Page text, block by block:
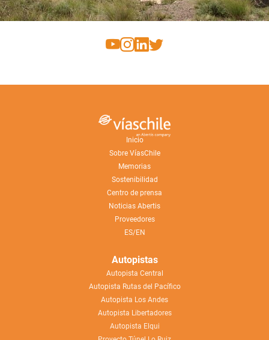
Inicio
Sobre VíasChile
Memorias
Sostenibilidad
Centro de prensa
Noticias Abertis
Proveedores
ES/EN
Autopistas
Autopista Central
Autopista Rutas del Pacífico
Autopista Los Andes
Autopista Libertadores
Autopista Elqui